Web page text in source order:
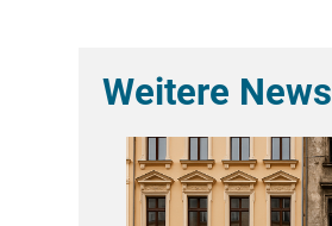
Weitere News